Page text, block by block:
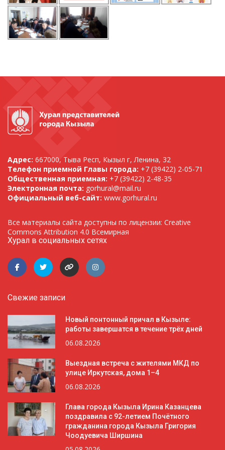
Адрес: 667000, Тыва Респ, Кызыл г, Ленина, 32
Телефон приемной Главы города: +7 (39422) 2-05-71
Общественная приемная: +7 (39422) 2-48-35
Электронная почта: gorhural@mail.ru
Официальный веб-сайт: www.gorhural.ru
Все материалы сайта доступны по лицензии: Creative
Commons Attribution 4.0 Всемирная
Хурал в социальных сетях
Свежие записи
Новый понтонный причал в Кызыле:
работы завершатся в течение трёх дней
06.08.2026
Выездная встреча с жителями МКД по
улице Иркутская, дома 1–4
06.08.2026
Глава города Кызыла Ирина Казанцева
поздравила с 92-летием Почётного
гражданина города Кызыла Григория
Чоодуевича Ширшина